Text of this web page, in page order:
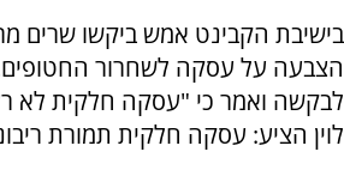
בישיבת הקבינט אמש ביקשו שרים
הצבעה על עסקה לשחרור החטופים.
לבקשה ואמר כי "עסקה חלקית לא
לוין הציע: עסקה חלקית תמורת